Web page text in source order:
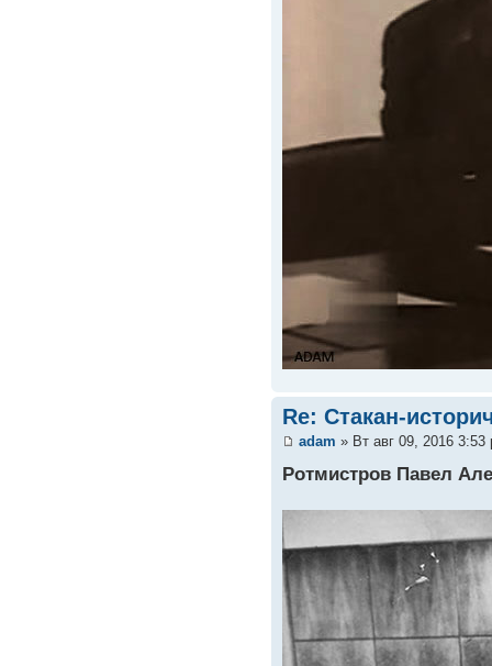
Re: Стакан-
adam » Вт авг 09, 2016 3:53
Ротмистров Павел